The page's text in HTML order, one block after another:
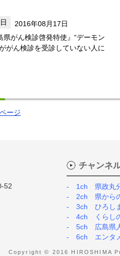
2016年08月17日
県がん検診啓発特使』“デーモン
がん検診を受診していない人に
ージ
52
チャンネ
1ch 県政丸
2ch 県から
3ch ひろし
4ch くらし
5ch 広島県
6ch エンタ
Copyright © 2016 HIROSHIMA